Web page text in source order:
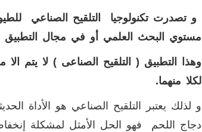
و تصدرت تكنولوجيا التلقيح الصناعي
مستوي البحث العلمي أو في مجال التطبيق
وهذا التطبيق ( التلقيح الصناعى ) لا يتم
لكلا منهما.
و لذلك يعتبر التلقيح الصناعي هو الأداة
دجاج اللحم فهو الحل الأمثل لمشكلة